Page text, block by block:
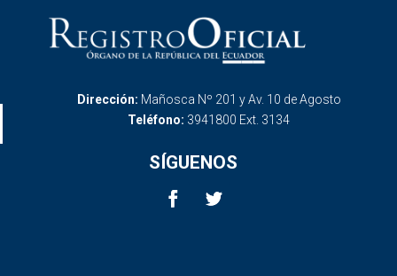
Dirección: Mañosca Nº 201 y Av. 10 de Agosto
Teléfono: 3941800 Ext. 3134
SÍGUENOS